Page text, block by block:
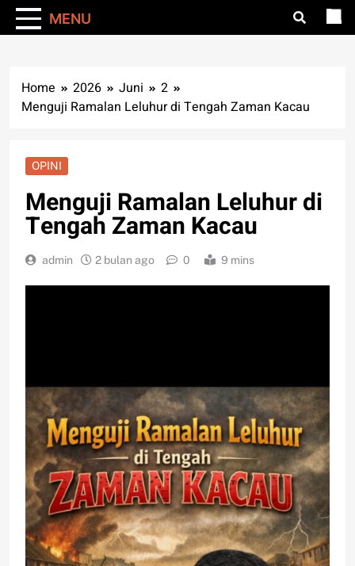
MENU
Home 2026 Juni
2
Menguji Ramalan Leluhur di Tengah Zaman Kacau
OPINI
Menguji Ramalan Leluhur di
Tengah Zaman Kacau
admin 2 bulan ago 0 9 mins